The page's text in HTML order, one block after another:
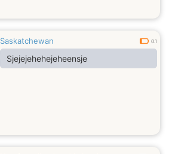
Saskatchewan 0.1
Sjejejehehejeheensje